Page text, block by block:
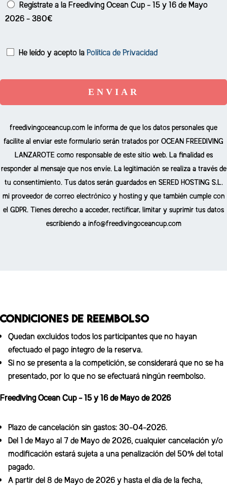
Regístrate a la Freediving Ocean Cup - 15 y 16 de Mayo
2026 - 380€
He leído y acepto laPolítica de Privacidad
e
e
v
e
l
d
m
y
freedivingoceancup.com le informa de que los datos personales que
facilite al enviar este formulario serán tratados por OCEAN FREEDIVING
LANZAROTE como responsable de este sitio web. La finalidad es
responder al mensaje que nos envíe. La legitimación se realiza a través de
tu consentimiento. Tus datos serán guardados en SERED HOSTING S.L.
mi proveedor de correo electrónico y hosting y que también cumple con
el GDPR. Tienes derecho a acceder, rectificar, limitar y suprimir tus datos
escribiendo a info@freedivingoceancup.com
CONDICIONES DE REEMBOLSO
Quedan excluidos todos los participantes que no hayan
efectuado el pago íntegro de la reserva.
Si no se presenta a la competición, se considerará que no se ha
presentado, por lo que no se efectuará ningún reembolso.
Freediving Ocean Cup - 15 y 16 de Mayo de 2026
Plazo de cancelación sin gastos: 30-04-2026.
Del 1 de Mayo al 7 de Mayo de 2026, cualquier cancelación y/o
modificación estará sujeta a una penalización del 50% del total
pagado.
A partir del 8 de Mayo de 2026 y hasta el día de la fecha,